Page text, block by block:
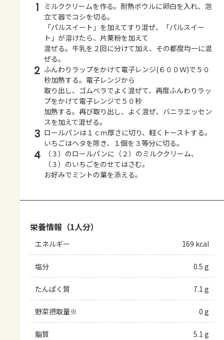
1
ミルククリームを作る。耐熱ボウルに卵白を入れ、泡
立て器でコシを切る。
「パルスイート」を加えてすり混ぜ、「パルスイー
ト」が溶けたら、片栗粉を加えて
混ぜる。牛乳を２回に分けて加え、その都度均一に混
ぜる。
2 ふんわりラップをかけて電子レンジ(６００Ｗ)で５０
秒加熱する。電子レンジから
取り出し、ゴムベラでよく混ぜて、再度ふんわりラッ
プをかけて電子レンジで５０秒
加熱する。再び取り出し、よく混ぜ、バニラエッセン
スを加えて混ぜる。
3 ロールパンは１ｃｍ厚さに切り、軽くトーストする。
いちごはヘタを除き、１個を３等分に切る。
4
（３）のロールパンに（２）のミルククリーム、
（３）のいちごをのせてはさむ。
お好みでミントの葉を添える。
栄養情報（1人分）
エネルギー 169 kcal
塩分 0.5 g
たんぱく質 7.1 g
野菜摂取量※ 0 g
脂質 5.1 g